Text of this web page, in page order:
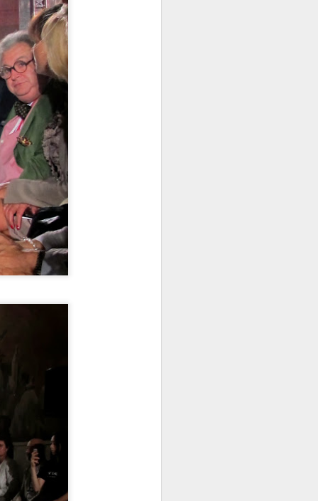
kaçıp deniz
o kadar
sevdiğim :)
yazın ilk
için
temposunda
yazmıştım